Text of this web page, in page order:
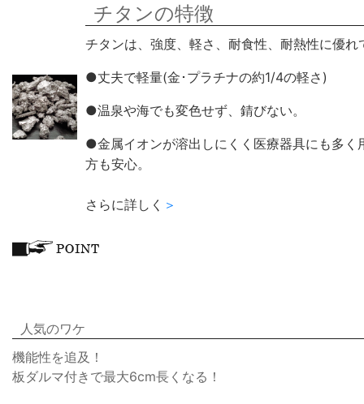
チタンの特徴
チタンは、強度、軽さ、耐食性、耐熱性に優れ
●丈夫で軽量(金･プラチナの約1/4の軽さ)
●温泉や海でも変色せず、錆びない。
●金属イオンが溶出しにくく医療器具にも多く
方も安心。
さらに詳しく ＞
人気のワケ
機能性を追及！
板ダルマ付きで最大6cm長くなる！